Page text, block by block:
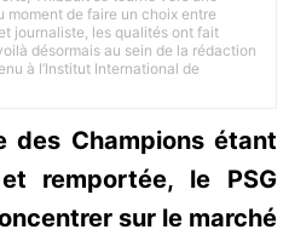
moment de faire un choix entre
journaliste, les qualités ont fait
désormais au sein de la rédaction
à l’Institut International de
des Champions étant
remportée, le PSG
sur le marché